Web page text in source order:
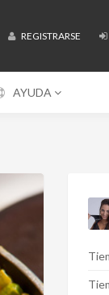
REGISTRARSE
AYUDA